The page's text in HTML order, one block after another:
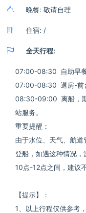
 晚餐: 敬请自理
 住宿: /
 全天行程:
07:00-08:30 自助早
07:00-08:30 退房-前
08:30-09:00 离船，
站服务。
重要提醒：
由于水位、天气、航
登船，如遇这种情况
10点-12点之间，建议
【提示】：
1、以上行程仅供参考